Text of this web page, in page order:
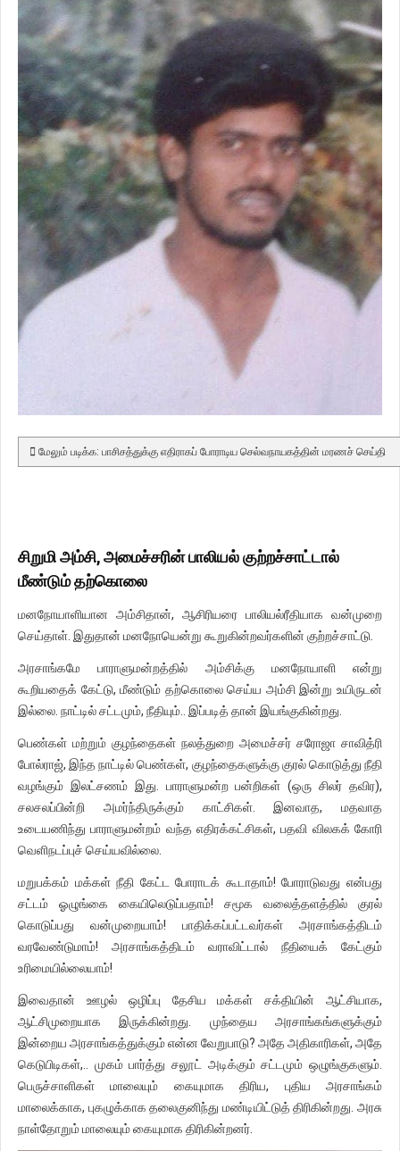
மேலும் படிக்க: பாசிசத்துக்கு எதிராகப் போராடிய செல்வநாயகத்தின் மரணச் செய்தி
சிறுமி அம்சி, அமைச்சரின் பாலியல் குற்றச்சாட்டால்
மீண்டும் தற்கொலை
மனநோயாளியான அம்சிதான், ஆசிரியரை பாலியல்ரீதியாக வன்முறை
செய்தாள். இதுதான் மனநோயென்று கூறுகின்றவர்களின் குற்றச்சாட்டு.
அரசாங்கமே பாராளுமன்றத்தில் அம்சிக்கு மனநோயாளி என்று
கூறியதைக் கேட்டு, மீண்டும் தற்கொலை செய்ய அம்சி இன்று உயிருடன்
இல்லை. நாட்டில் சட்டமும், நீதியும்.. இப்படித் தான் இயங்குகின்றது.
பெண்கள் மற்றும் குழந்தைகள் நலத்துறை அமைச்சர் சரோஜா சாவித்ரி
போல்ராஜ், இந்த நாட்டில் பெண்கள், குழந்தைகளுக்கு குரல் கொடுத்து நீதி
வழங்கும் இலட்சணம் இது. பாராளுமன்ற பன்றிகள் (ஒரு சிலர் தவிர),
சலசலப்பின்றி அமர்ந்திருக்கும் காட்சிகள். இனவாத, மதவாத
உடையணிந்து பாராளுமன்றம் வந்த எதிரக்கட்சிகள், பதவி விலகக் கோரி
வெளிநடப்புச் செய்யவில்லை.
மறுபக்கம் மக்கள் நீதி கேட்ட போராடக் கூடாதாம்! போராடுவது என்பது
சட்டம் ஓழுங்கை கையிலெடுப்பதாம்! சமூக வலைத்தளத்தில் குரல்
கொடுப்பது வன்முறையாம்! பாதிக்கப்பட்டவர்கள் அரசாங்கத்திடம்
வரவேண்டுமாம்! அரசாங்கத்திடம் வராவிட்டால் நீதியைக் கேட்கும்
உரிமையில்லையாம்!
இவைதான் ஊழல் ஒழிப்பு தேசிய மக்கள் சக்தியின் ஆட்சியாக,
ஆட்சிமுறையாக இருக்கின்றது. முந்தைய அரசாங்கங்களுக்கும்
இன்றைய அரசாங்கத்துக்கும் என்ன வேறுபாடு? அதே அதிகாரிகள், அதே
கெடுபிடிகள்,.. முகம் பார்த்து சலூட் அடிக்கும் சட்டமும் ஒழுங்குகளும்.
பெருச்சாளிகள் மாலையும் கையுமாக திரிய, புதிய அரசாங்கம்
மாலைக்காக, புகழுக்காக தலைகுனிந்து மண்டியிட்டுத் திரிகின்றது. அரசு
நாள்தோறும் மாலையும் கையுமாக திரிகின்றனர்.